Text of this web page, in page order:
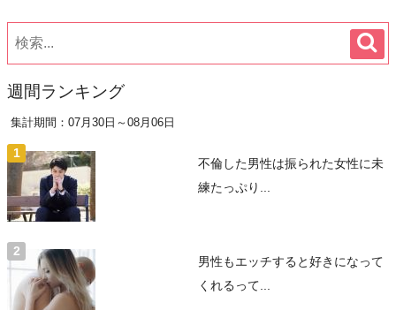
週間ランキング
集計期間：07月30日～08月06日
不倫した男性は振られた女性に未
練たっぷり...
男性もエッチすると好きになって
くれるって...